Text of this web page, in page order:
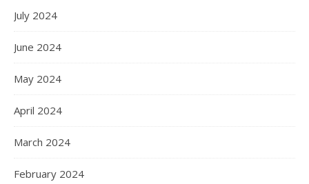
July 2024
June 2024
May 2024
April 2024
March 2024
February 2024